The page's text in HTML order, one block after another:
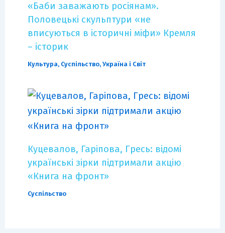
«Баби заважають росіянам».
Половецькі скульптури «не
вписуються в історичні міфи» Кремля
– історик
Культура, Суспільство,Україна і Світ
Куцевалов, Гаріпова, Гресь: відомі
українські зірки підтримали акцію
«Книга на фронт»
Суспільство